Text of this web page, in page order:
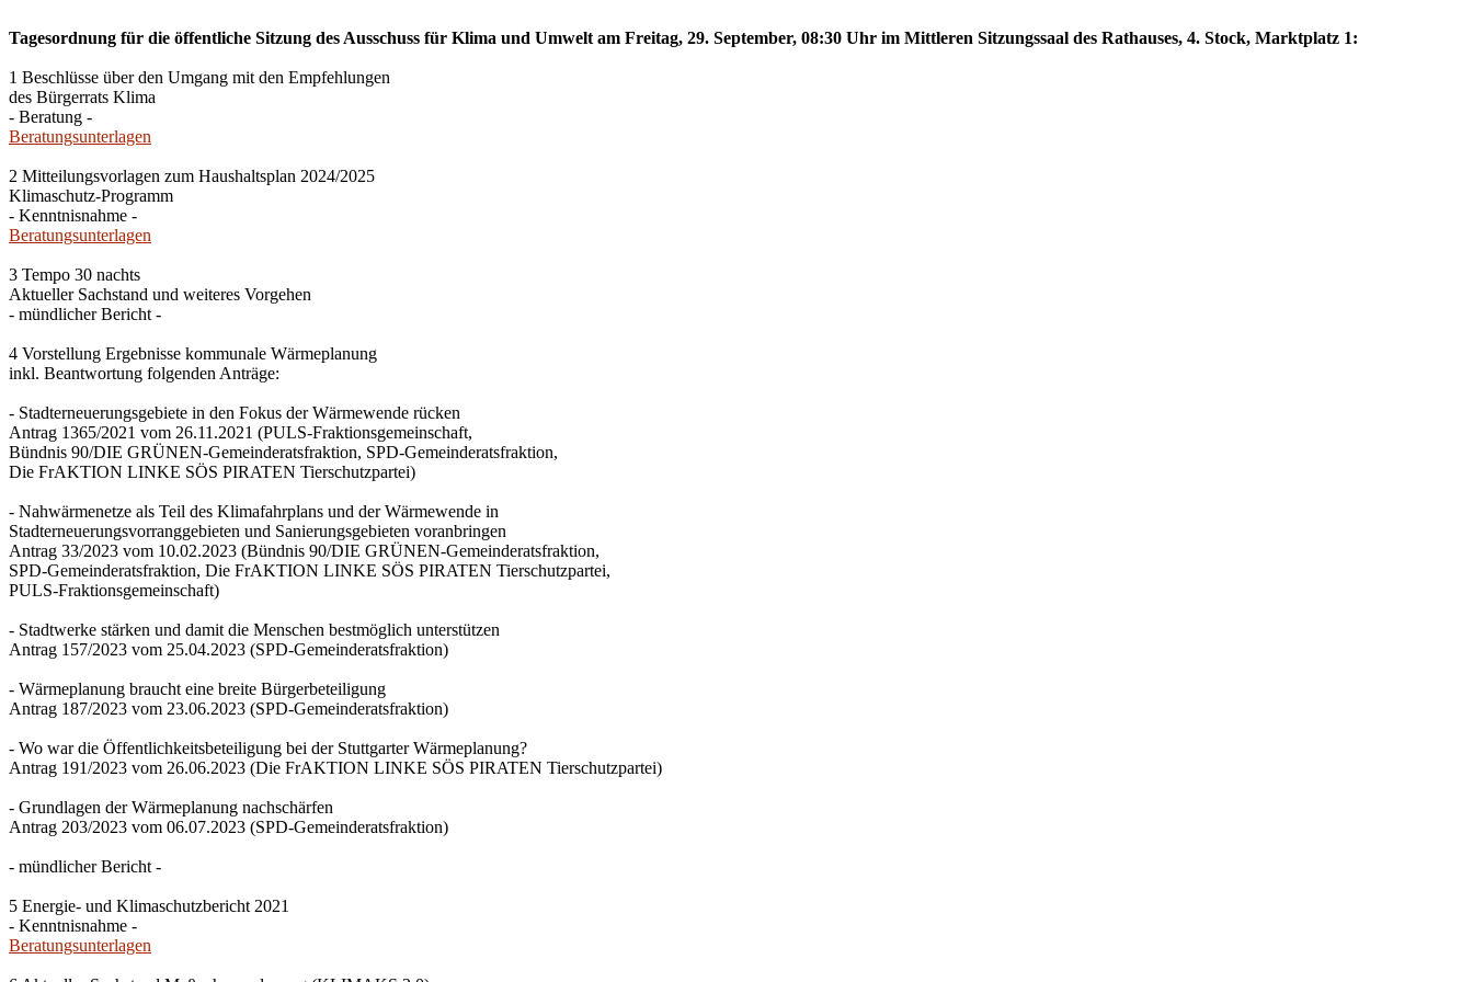
Tagesordnung für die öffentliche Sitzung des Ausschuss für Klima und Umwelt am Freitag, 29. September, 08:30 Uhr im Mittleren Sitzungssaal des Rathauses, 4. Stock, Marktplatz 1:
1 Beschlüsse über den Umgang mit den Empfehlungen
des Bürgerrats Klima
- Beratung -
Beratungsunterlagen
2 Mitteilungsvorlagen zum Haushaltsplan 2024/2025
Klimaschutz-Programm
- Kenntnisnahme -
Beratungsunterlagen
3 Tempo 30 nachts
Aktueller Sachstand und weiteres Vorgehen
- mündlicher Bericht -
4 Vorstellung Ergebnisse kommunale Wärmeplanung
inkl. Beantwortung folgenden Anträge:
- Stadterneuerungsgebiete in den Fokus der Wärmewende rücken
Antrag 1365/2021 vom 26.11.2021 (PULS-Fraktionsgemeinschaft,
Bündnis 90/DIE GRÜNEN-Gemeinderatsfraktion, SPD-Gemeinderatsfraktion,
Die FrAKTION LINKE SÖS PIRATEN Tierschutzpartei)
- Nahwärmenetze als Teil des Klimafahrplans und der Wärmewende in
Stadterneuerungsvorranggebieten und Sanierungsgebieten voranbringen
Antrag 33/2023 vom 10.02.2023 (Bündnis 90/DIE GRÜNEN-Gemeinderatsfraktion,
SPD-Gemeinderatsfraktion, Die FrAKTION LINKE SÖS PIRATEN Tierschutzpartei,
PULS-Fraktionsgemeinschaft)
- Stadtwerke stärken und damit die Menschen bestmöglich unterstützen
Antrag 157/2023 vom 25.04.2023 (SPD-Gemeinderatsfraktion)
- Wärmeplanung braucht eine breite Bürgerbeteiligung
Antrag 187/2023 vom 23.06.2023 (SPD-Gemeinderatsfraktion)
- Wo war die Öffentlichkeitsbeteiligung bei der Stuttgarter Wärmeplanung?
Antrag 191/2023 vom 26.06.2023 (Die FrAKTION LINKE SÖS PIRATEN Tierschutzpartei)
- Grundlagen der Wärmeplanung nachschärfen
Antrag 203/2023 vom 06.07.2023 (SPD-Gemeinderatsfraktion)
- mündlicher Bericht -
5 Energie- und Klimaschutzbericht 2021
- Kenntnisnahme -
Beratungsunterlagen